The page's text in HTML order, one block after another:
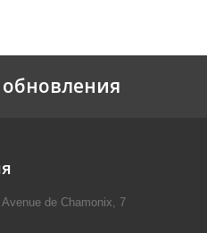
de Chamonix, 7